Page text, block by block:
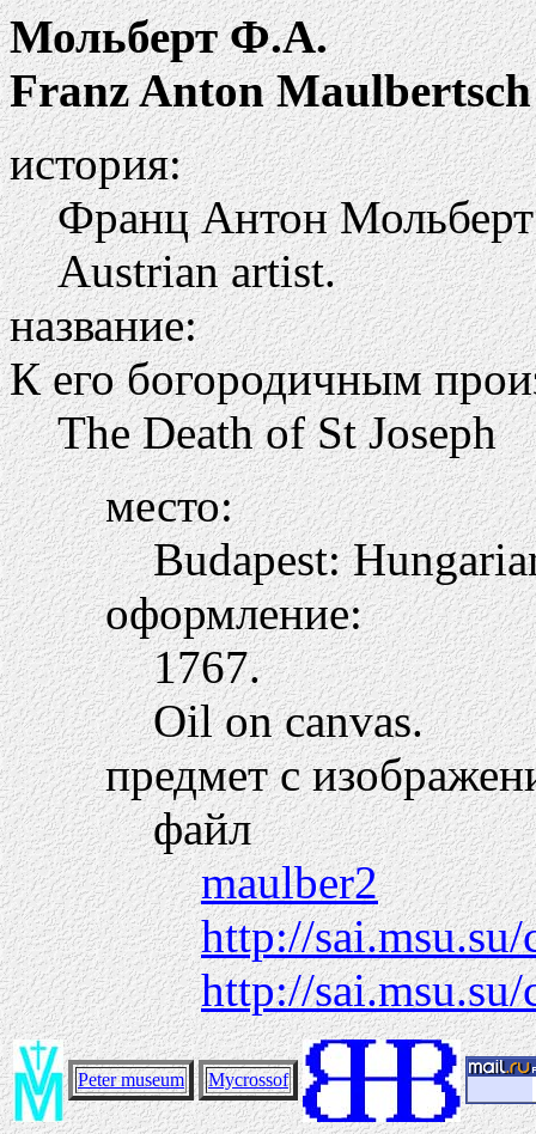
Мольберт Ф.А.
Franz Anton Maulbertsch
история:
Франц Антон
Austrian artist.
название:
К его богородичным
The Death of St Joseph
место:
Budapest:
оформление:
1767.
Oil on canvas.
предмет с
файл
maulber2
http://
http://
Peter museum Mycrossof